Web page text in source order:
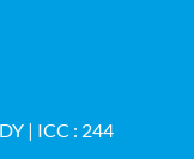
| ICC : 244